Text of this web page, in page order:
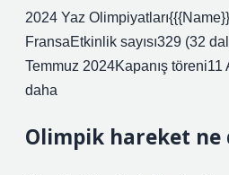
2024 Yaz
FransaEtkinlik sayısı329 (32
Temmuz 2024Kapanış töreni11
daha
Olimpik hareket ne